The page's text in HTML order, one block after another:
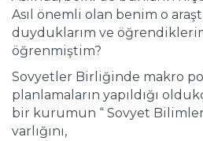
Asıl önemli olan benim o
duyduklarım ve
öğrenmiştim?
Sovyetler Birliğinde makro
planlamaların yapıldığı
bir kurumun “ Sovyet
varlığını,